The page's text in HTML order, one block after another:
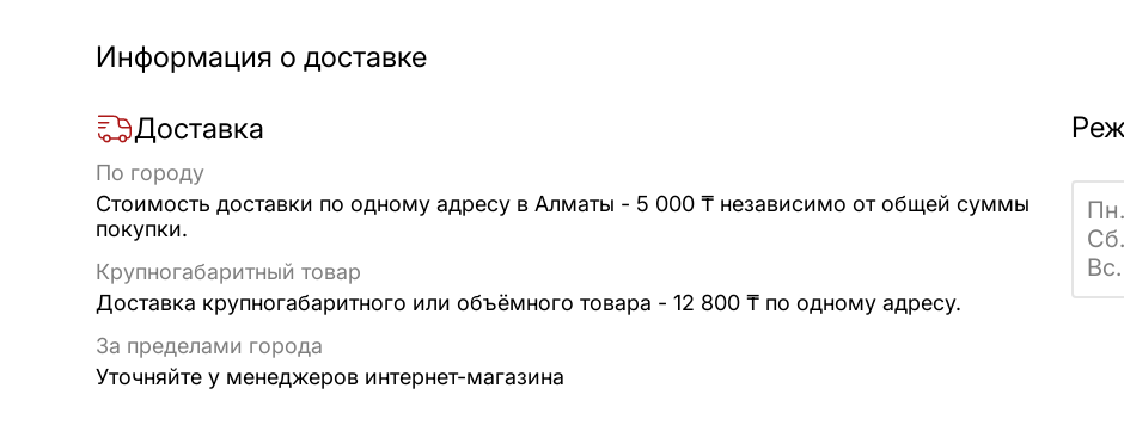
Информация о доставке
Доставка
По городу
Стоимость доставки по одному адресу в Алматы - 5 000 ₸ независимо от общей суммы
покупки.
Крупногабаритный товар
Доставка крупногабаритного или объёмного товара - 12 800 ₸ по одному адресу.
За пределами города
Уточняйте у менеджеров интернет-магазина